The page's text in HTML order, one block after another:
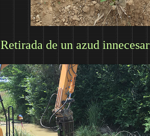
Retirada de un azud